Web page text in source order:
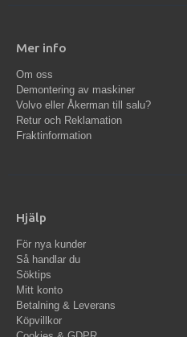
Mer info
Om oss
Demontering av maskiner
Volvo eller Åkerman till salu?
Retur och Reklamation
Fraktinformation
Hjälp
För nya kunder
Så handlar du
Söktips
Mitt konto
Betalning & Leverans
Köpvillkor